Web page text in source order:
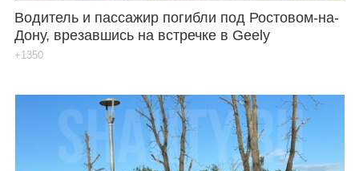
Водитель и пассажир погибли под Ростовом-на-
Дону, врезавшись на встречке в Geely
+1350